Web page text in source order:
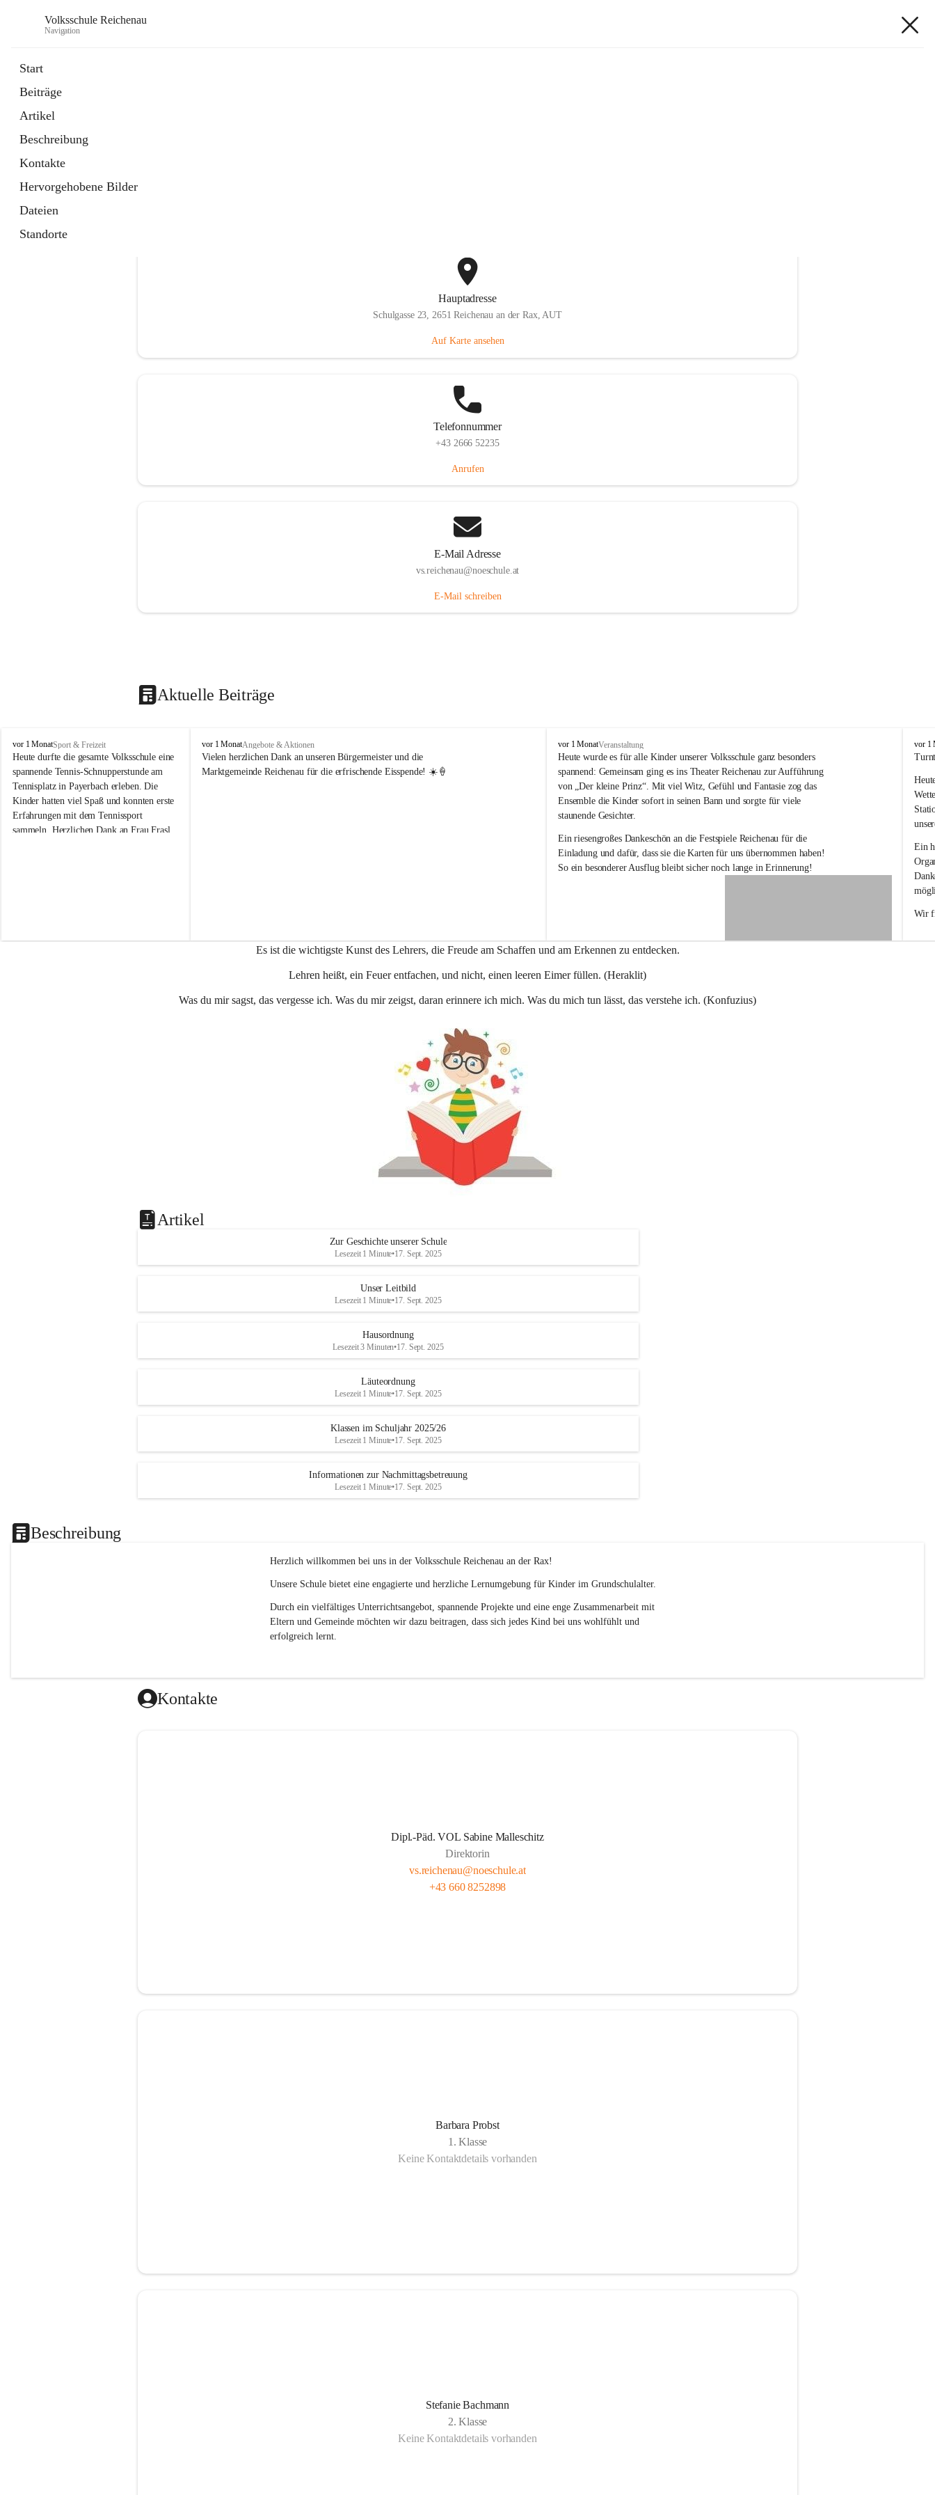
Volksschule Reichenau
Navigation
Start
Beiträge
Artikel
Beschreibung
Kontakte
Hervorgehobene Bilder
Dateien
Standorte
Hauptadresse
Schulgasse 23, 2651 Reichenau an der Rax, AUT
Auf Karte ansehen
Telefonnummer
+43 2666 52235
Anrufen
E-Mail Adresse
vs.reichenau@noeschule.at
E-Mail schreiben
Aktuelle Beiträge
V
o
l
k
s
s
c
h
e
vor 1 MonatSport & Freizeit
Heute durfte die gesamte Volksschule eine
spannende Tennis-Schnupperstunde am
Tennisplatz in Payerbach erleben. Die
Kinder hatten viel Spaß und konnten erste
Erfahrungen mit dem Tennissport
sammeln. Herzlichen Dank an Frau Frasl
V
o
l
e
vor 1 MonatAngebote & Aktionen
Vielen herzlichen Dank an unseren Bürgermeister und die
Marktgemeinde Reichenau für die erfrischende Eisspende! ☀️🍦
V
o
l
k
s
s
c
h
u
l
e
e
n
a
u
vor 1 MonatVeranstaltung
Heute wurde es für alle Kinder unserer Volksschule ganz besonders
spannend: Gemeinsam ging es ins Theater Reichenau zur Aufführung
von „Der kleine Prinz“. Mit viel Witz, Gefühl und Fantasie zog das
Ensemble die Kinder sofort in seinen Bann und sorgte für viele
staunende Gesichter.
Ein riesengroßes Dankeschön an die Festspiele Reichenau für die
Einladung und dafür, dass sie die Karten für uns übernommen haben!
So ein besonderer Ausflug bleibt sicher noch lange in Erinnerung!
V
o
k
s
s
c
u
l
e
R
e
i
c
e
vor 1
Ein
Wir
Es ist die wichtigste Kunst des Lehrers, die Freude am Schaffen und am Erkennen zu entdecken.
Lehren heißt, ein Feuer entfachen, und nicht, einen leeren Eimer füllen. (Heraklit)
Was du mir sagst, das vergesse ich. Was du mir zeigst, daran erinnere ich mich. Was du mich tun lässt, das verstehe ich. (Konfuzius)
Artikel
Zur Geschichte unserer Schule
Lesezeit 1 Minute•17. Sept. 2025
Unser Leitbild
Lesezeit 1 Minute•17. Sept. 2025
Hausordnung
Lesezeit 3 Minuten•17. Sept. 2025
Läuteordnung
Lesezeit 1 Minute•17. Sept. 2025
Klassen im Schuljahr 2025/26
Lesezeit 1 Minute•17. Sept. 2025
Informationen zur Nachmittagsbetreuung
Lesezeit 1 Minute•17. Sept. 2025
Beschreibung
Herzlich willkommen bei uns in der Volksschule Reichenau an der Rax!
Unsere Schule bietet eine engagierte und herzliche Lernumgebung für Kinder im Grundschulalter.
Durch ein vielfältiges Unterrichtsangebot, spannende Projekte und eine enge Zusammenarbeit mit
Eltern und Gemeinde möchten wir dazu beitragen, dass sich jedes Kind bei uns wohlfühlt und
erfolgreich lernt.
Kontakte
Dipl.-Päd. VOL Sabine Malleschitz
Direktorin
vs.reichenau@noeschule.at
+43 660 8252898
Barbara Probst
1. Klasse
Keine Kontaktdetails vorhanden
Stefanie Bachmann
2. Klasse
Keine Kontaktdetails vorhanden